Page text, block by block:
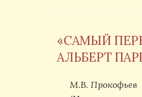
«САМЫЙ
АЛЬБЕРТ
М.В. Прокофьев